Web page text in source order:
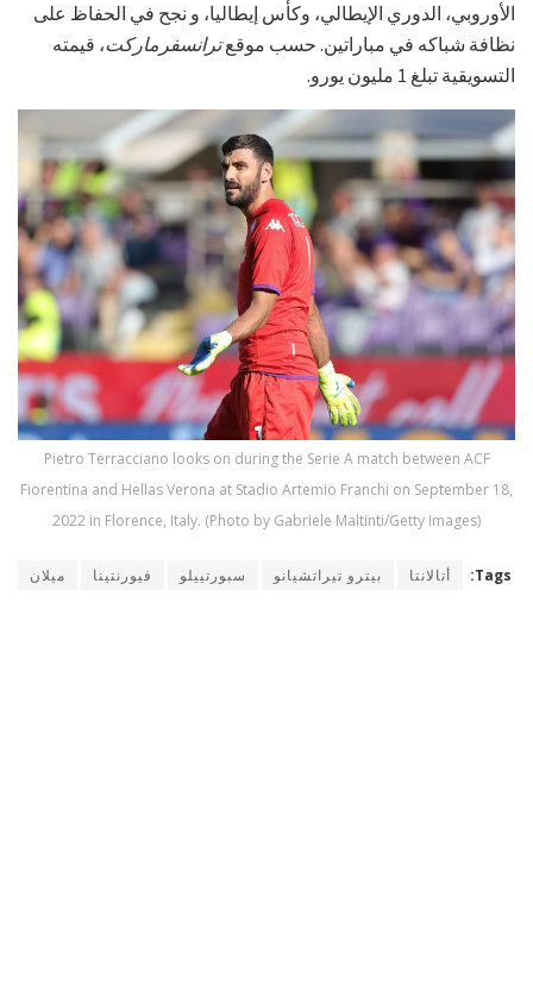
الأوروبي، الدوري الإيطالي، وكأس إيطاليا، و نجح في الحفاظ على
نظافة شباكه في مباراتين. حسب موقعترانسفرماركت، قيمته
التسويقية تبلغ 1 مليون يورو.
Pietro Terracciano looks on during the Serie A match between ACF
Fiorentina and Hellas Verona at Stadio Artemio Franchi on September 18,
2022 in Florence, Italy. (Photo by Gabriele Maltinti/Getty Images)
Tags: أتالانتا بيترو تيراتشيانو سبورتييلو فيورنتينا ميلان